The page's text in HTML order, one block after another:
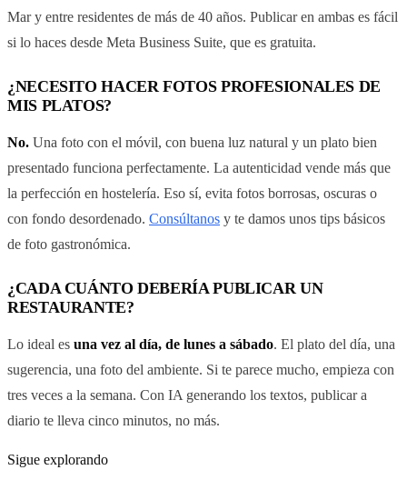
Mar y entre residentes de más de 40 años. Publicar en ambas es fácil
si lo haces desde Meta Business Suite, que es gratuita.
¿NECESITO HACER FOTOS PROFESIONALES DE
MIS PLATOS?
No. Una foto con el móvil, con buena luz natural y un plato bien
presentado funciona perfectamente. La autenticidad vende más que
la perfección en hostelería. Eso sí, evita fotos borrosas, oscuras o
con fondo desordenado. Consúltanos y te damos unos tips básicos
de foto gastronómica.
¿CADA CUÁNTO DEBERÍA PUBLICAR UN
RESTAURANTE?
Lo ideal es una vez al día, de lunes a sábado. El plato del día, una
sugerencia, una foto del ambiente. Si te parece mucho, empieza con
tres veces a la semana. Con IA generando los textos, publicar a
diario te lleva cinco minutos, no más.
Sigue explorando